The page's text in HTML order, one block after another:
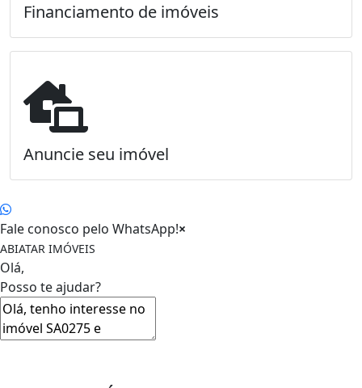
Financiamento de imóveis
Anuncie seu imóvel
Fale conosco pelo WhatsApp!×
ABIATAR IMÓVEIS
Olá,
Posso te ajudar?